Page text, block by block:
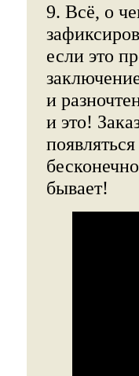
9. Всё, о
если это
и
и это!
бывает!